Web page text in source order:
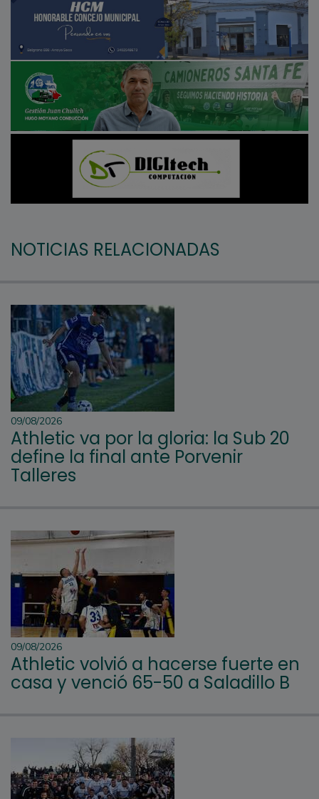
NOTICIAS RELACIONADAS
09/08/2026
Athletic va por la gloria: la Sub 20
define la final ante Porvenir
Talleres
09/08/2026
Athletic volvió a hacerse fuerte en
casa y venció 65-50 a Saladillo B